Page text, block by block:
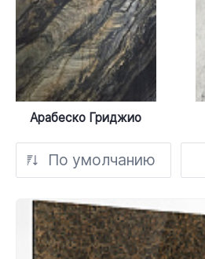
Арабеско Гриджио
По умолчанию